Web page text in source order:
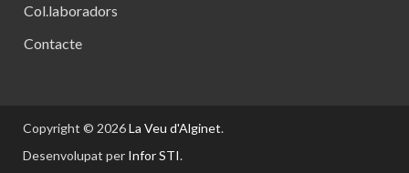
Col.laboradors
Contacte
Copyright © 2026La Veu d'Alginet.
Desenvolupat per Infor STI.